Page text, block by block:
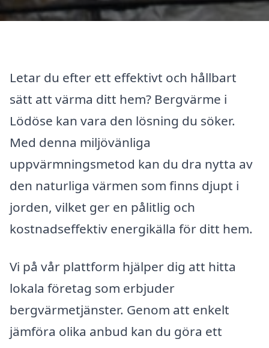
Letar du efter ett effektivt och hållbart
sätt att värma ditt hem? Bergvärme i
Lödöse kan vara den lösning du söker.
Med denna miljövänliga
uppvärmningsmetod kan du dra nytta av
den naturliga värmen som finns djupt i
jorden, vilket ger en pålitlig och
kostnadseffektiv energikälla för ditt hem.
Vi på vår plattform hjälper dig att hitta
lokala företag som erbjuder
bergvärmetjänster. Genom att enkelt
jämföra olika anbud kan du göra ett